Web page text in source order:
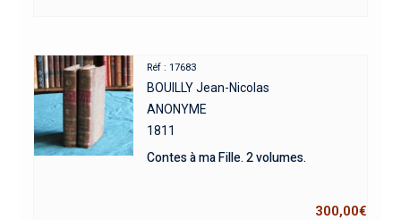
Réf : 17683
BOUILLY Jean-Nicolas
ANONYME
1811
Contes à ma Fille. 2 volumes.
300,00€